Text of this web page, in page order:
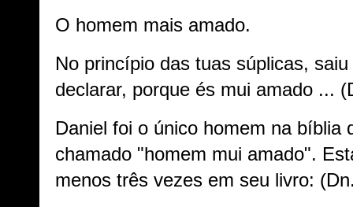
O homem mais amado.
No princípio das tuas súplicas,
declarar, porque és mui amado ...
Daniel foi o único homem na bíblia
chamado "homem mui amado".
menos três vezes em seu livro: